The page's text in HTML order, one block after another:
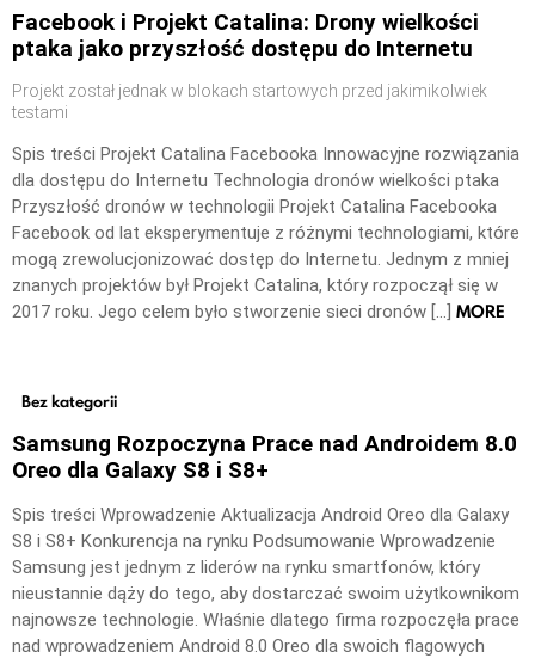
Facebook i Projekt Catalina: Drony wielkości
ptaka jako przyszłość dostępu do Internetu
Projekt został jednak w blokach startowych przed jakimikolwiek
testami
Spis treści Projekt Catalina Facebooka Innowacyjne rozwiązania
dla dostępu do Internetu Technologia dronów wielkości ptaka
Przyszłość dronów w technologii Projekt Catalina Facebooka
Facebook od lat eksperymentuje z różnymi technologiami, które
mogą zrewolucjonizować dostęp do Internetu. Jednym z mniej
znanych projektów był Projekt Catalina, który rozpoczął się w
2017 roku. Jego celem było stworzenie sieci dronów […] MORE
Bez kategorii
Samsung Rozpoczyna Prace nad Androidem 8.0
Oreo dla Galaxy S8 i S8+
Spis treści Wprowadzenie Aktualizacja Android Oreo dla Galaxy
S8 i S8+ Konkurencja na rynku Podsumowanie Wprowadzenie
Samsung jest jednym z liderów na rynku smartfonów, który
nieustannie dąży do tego, aby dostarczać swoim użytkownikom
najnowsze technologie. Właśnie dlatego firma rozpoczęła prace
nad wprowadzeniem Android 8.0 Oreo dla swoich flagowych